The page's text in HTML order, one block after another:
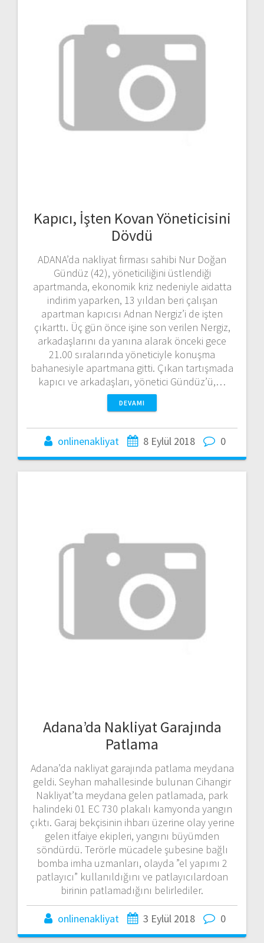
Kapıcı, İşten Kovan Yöneticisini
Dövdü
ADANA’da nakliyat firması sahibi Nur Doğan
Gündüz (42), yöneticiliğini üstlendiği
apartmanda, ekonomik kriz nedeniyle aidatta
indirim yaparken, 13 yıldan beri çalışan
apartman kapıcısı Adnan Nergiz’i de işten
çıkarttı. Üç gün önce işine son verilen Nergiz,
arkadaşlarını da yanına alarak önceki gece
21.00 sıralarında yöneticiyle konuşma
bahanesiyle apartmana gitti. Çıkan tartışmada
kapıcı ve arkadaşları, yönetici Gündüz’ü,…
DEVAMI
onlinenakliyat 8 Eylül 2018 0
Adana’da Nakliyat Garajında
Patlama
Adana’da nakliyat garajında patlama meydana
geldi. Seyhan mahallesinde bulunan Cihangir
Nakliyat’ta meydana gelen patlamada, park
halindeki 01 EC 730 plakalı kamyonda yangın
çıktı. Garaj bekçisinin ihbarı üzerine olay yerine
gelen itfaiye ekipleri, yangını büyümden
söndürdü. Terörle mücadele şubesine bağlı
bomba imha uzmanları, olayda ”el yapımı 2
patlayıcı” kullanıldığını ve patlayıcılardoan
birinin patlamadığını belirlediler.
onlinenakliyat 3 Eylül 2018 0